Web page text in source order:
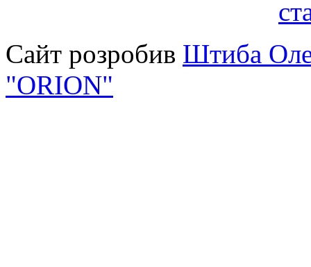
Сайт розробив Штиба
"ORION"